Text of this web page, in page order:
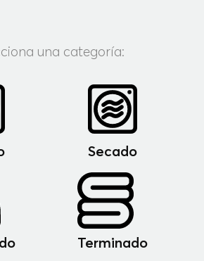
una categoría:
Secado
Terminado